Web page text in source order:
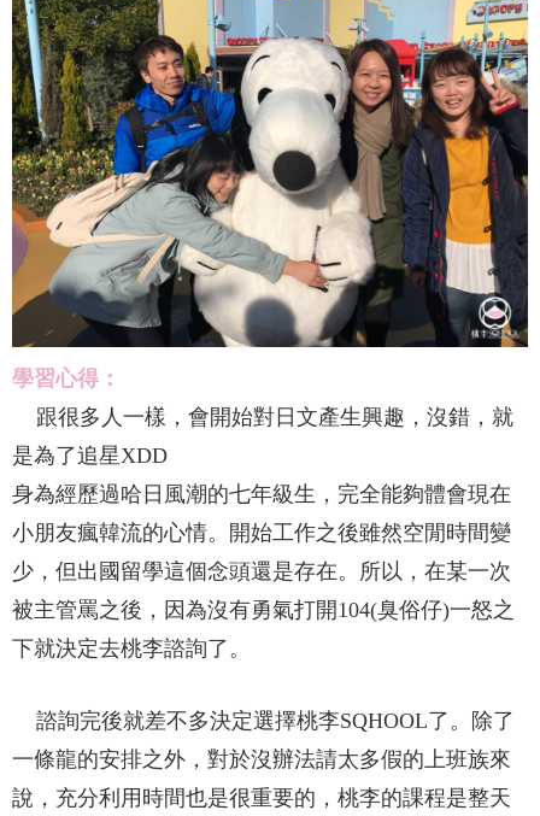
學習心得：
跟很多人一樣，會開始對日文產生興趣，沒錯，就
是為了追星XDD
身為經歷過哈日風潮的七年級生，完全能夠體會現在
小朋友瘋韓流的心情。開始工作之後雖然空閒時間變
少，但出國留學這個念頭還是存在。所以，在某一次
被主管罵之後，因為沒有勇氣打開104(臭俗仔)一怒之
下就決定去桃李諮詢了。
諮詢完後就差不多決定選擇桃李SQHOOL了。除了
一條龍的安排之外，對於沒辦法請太多假的上班族來
說，充分利用時間也是很重要的，桃李的課程是整天